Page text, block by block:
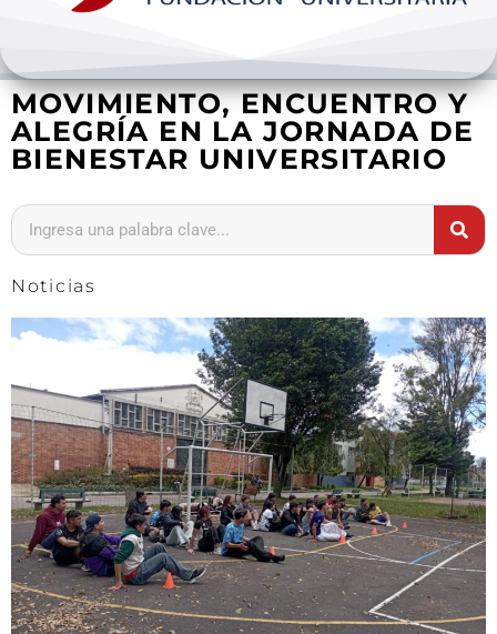
Internacionalización
Investigación
Extension y desarrollo
MOVIMIENTO, ENCUENTRO Y
ALEGRÍA EN LA JORNADA DE
BIENESTAR UNIVERSITARIO
Noticias